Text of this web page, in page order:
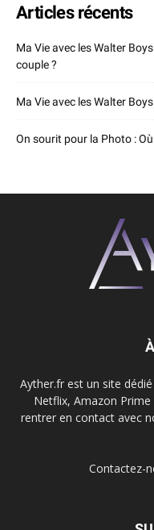
Articles récents
Ma Vie avec les Walter
couple ?
Ma Vie avec les Walter
On sourit pour la Photo :
Ayther.fr est un site
Netflix, Amazon
rentrer en contact avec
Contactez-